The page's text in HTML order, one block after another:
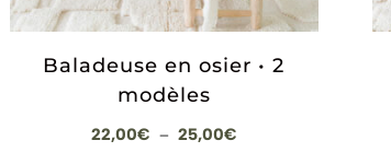
Baladeuse en osier • 2
modèles
22,00€ – 25,00€Plage